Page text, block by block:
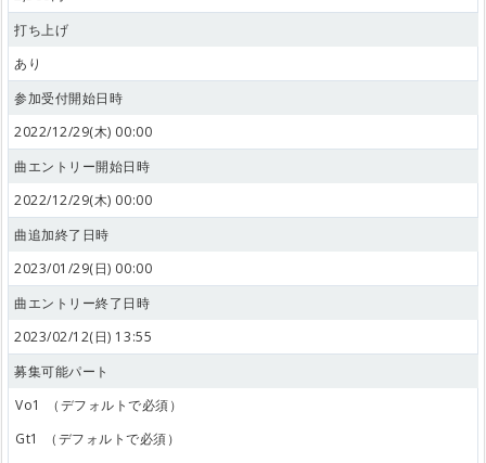
打ち上げ
あり
参加受付開始日時
2022/12/29(木) 00:00
曲エントリー開始日時
2022/12/29(木) 00:00
曲追加終了日時
2023/01/29(日) 00:00
曲エントリー終了日時
2023/02/12(日) 13:55
募集可能パート
Vo1
（デフォルトで必須）
Gt1
（デフォルトで必須）